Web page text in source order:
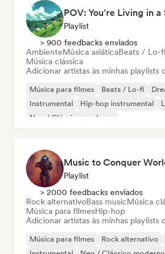
Playlist
> 900 feedbacks enviados
AmbienteMúsica asiáticaBeats / Lo-fi
Música clássica
Adicionar artistas às minhas playlists
Música para filmes Beats / Lo-fi
Instrumental
Hip-hop instrumental
Neo / Clássico moderno
Playlist
> 2000 feedbacks enviados
Rock alternativoBass musicMúsica
Música para filmesHip-hop
Adicionar artistas às minhas playlists
Música para filmes Rock alternativo